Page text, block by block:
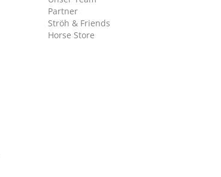
Partner
Ströh & Friends
Horse Store